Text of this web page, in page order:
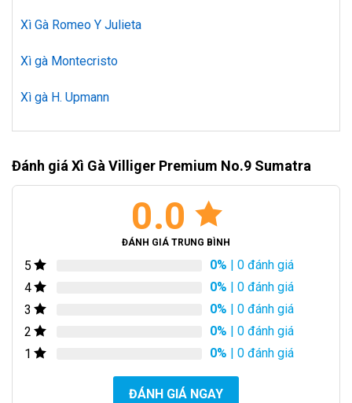
Xì Gà Romeo Y Julieta
Xì gà Montecristo
Xì gà H. Upmann
Đánh giá Xì Gà Villiger Premium No.9 Sumatra
0.0
ĐÁNH GIÁ TRUNG BÌNH
5 0% | 0 đánh giá
4
0% | 0 đánh giá
3
0% | 0 đánh giá
2
0% | 0 đánh giá
1
0% | 0 đánh giá
ĐÁNH GIÁ NGAY